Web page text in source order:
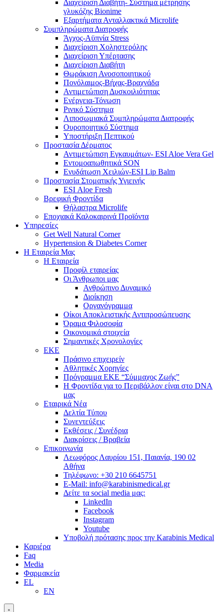
Διαχείριση Διαβήτη- Σύστημα μέτρησης
γλυκόζης Bionime
Εξαρτήματα Ανταλλακτικά Microlife
Συμπληρώματα Διατροφής
Άγχος-Αϋπνία Stress
Διαχείριση Χοληστερόλης
Διαχείριση Υπέρτασης
Διαχείριση Διαβήτη
Θωράκιση Ανοσοποιητικού
Πονόλαιμος-Βήχας-Βραχνάδα
Αντιμετώπιση Δυσκοιλιότητας
Eνέργεια-Τόνωση
Ρινικό Σύστημα
Λιποσωμιακά Συμπληρώματα Διατροφής
Ουροποιητικό Σύστημα
Υποστήριξη Πεπτικού
Προστασία Δέρματος
Αντιμετώπιση Εγκαυμάτων- ESI Aloe Vera Gel
Εντομοαπωθητικά SON
Ενυδάτωση Χειλιών-ESI Lip Balm
Προστασία Στοματικής Υγιεινής
ESI Αloe Fresh
Βρεφική Φροντίδα
Θήλαστρα Microlife
Εποχιακά Καλοκαιρινά Προϊόντα
Υπηρεσίες
Get Well Natural Corner
Hypertension & Diabetes Corner
Η Εταιρεία Μας
Η Εταιρεία
Προφίλ εταιρείας
Οι Άνθρωποι μας
Ανθρώπινο Δυναμικό
Διοίκηση
Οργανόγραμμα
Οίκοι Αποκλειστικής Αντιπροσώπευσης
Όραμα Φιλοσοφία
Οικονομικά στοιχεία
Σημαντικές Χρονολογίες
ΕΚΕ
Πράσινο επιχειρείν
Αθλητικές Χορηγίες
Πρόγραμμα ΕΚΕ “Σύμμαχος Ζωής”
Η Φροντίδα για το Περιβάλλον είναι στο DNA
μας
Εταιρικά Νέα
Δελτία Τύπου
Συνεντεύξεις
Εκθέσεις / Συνέδρια
Διακρίσεις / Βραβεία
Επικοινωνία
Λεωφόρος Λαυρίου 151, Παιανία, 190 02
Αθήνα
Τηλέφωνο: +30 210 6645751
E-Mail: info@karabinismedical.gr
Δείτε τα social media μας:
LinkedIn
Facebook
Instagram
Youtube
Υποβολή πρότασης προς την Karabinis Medical
Καριέρα
Faq
Media
Φαρμακεία
EL
EN